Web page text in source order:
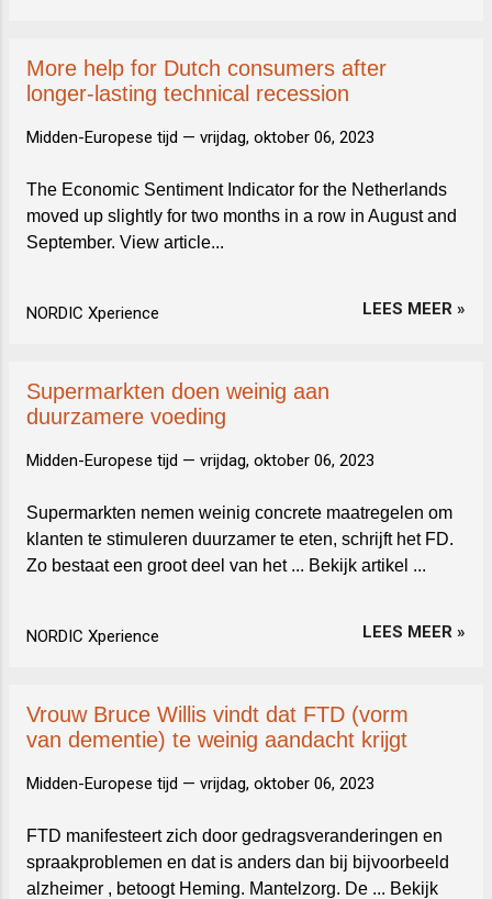
More help for Dutch consumers after
longer-lasting technical recession
Midden-Europese tijd — vrijdag, oktober 06, 2023
The Economic Sentiment Indicator for the Netherlands
moved up slightly for two months in a row in August and
September. View article...
NORDIC Xperience LEES MEER »
Supermarkten doen weinig aan
duurzamere voeding
Midden-Europese tijd — vrijdag, oktober 06, 2023
Supermarkten nemen weinig concrete maatregelen om
klanten te stimuleren duurzamer te eten, schrijft het FD.
Zo bestaat een groot deel van het ... Bekijk artikel ...
NORDIC Xperience LEES MEER »
Vrouw Bruce Willis vindt dat FTD (vorm
van dementie) te weinig aandacht krijgt
Midden-Europese tijd — vrijdag, oktober 06, 2023
FTD manifesteert zich door gedragsveranderingen en
spraakproblemen en dat is anders dan bij bijvoorbeeld
alzheimer , betoogt Heming. Mantelzorg. De ... Bekijk